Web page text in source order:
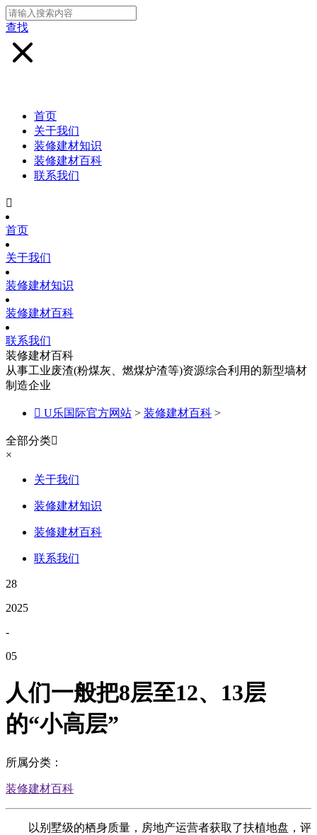
查找
首页
关于我们
装修建材知识
装修建材百科
联系我们

首页
关于我们
装修建材知识
装修建材百科
联系我们
装修建材百科
从事工业废渣(粉煤灰、燃煤炉渣等)资源综合利用的新型墙材
制造企业
 U乐国际官方网站 > 装修建材百科 >
全部分类
×
关于我们
装修建材知识
装修建材百科
联系我们
28
2025
-
05
人们一般把8层至12、13层
的“小高层”
所属分类：
装修建材百科
以别墅级的栖身质量，房地产运营者获取了扶植地盘，评